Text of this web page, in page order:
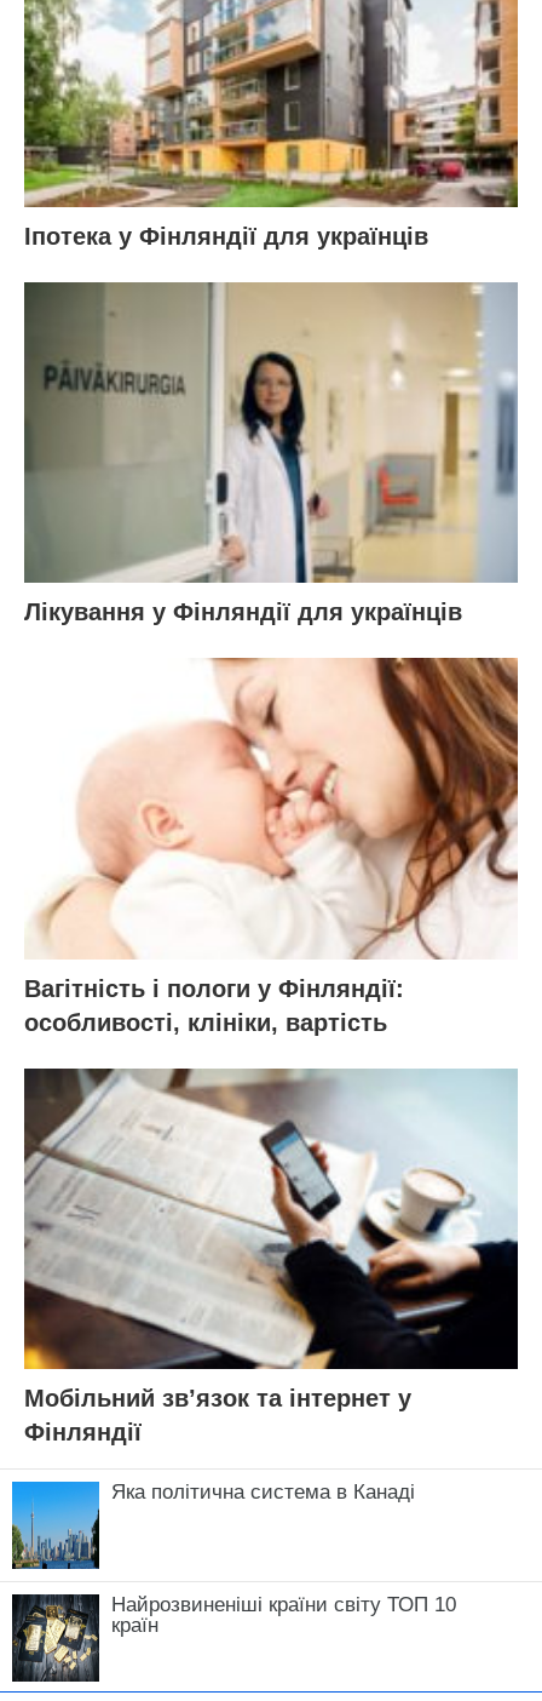
Іпотека у Фінляндії для українців
Лікування у Фінляндії для українців
Вагітність і пологи у Фінляндії:
особливості, клініки, вартість
Мобільний зв’язок та інтернет у
Фінляндії
Яка політична система в Канаді
Найрозвиненіші країни світу ТОП 10
країн